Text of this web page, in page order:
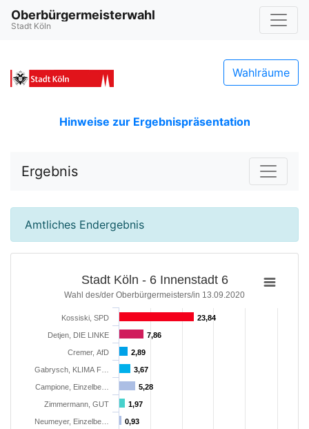
Oberbürgermeisterwahl
Stadt Köln
Wahlräume
Hinweise zur Ergebnispräsentation
Ergebnis
Amtliches Endergebnis
Stadt Köln - 6 Innenstadt 6
Wahl des/der Oberbürgermeisters/in 13.09.2020
23,84
23,84
7,86
7,86
2,89
2,89
3,67
3,67
5,28
5,28
1,97
1,97
0,93
0,93
Kossiski, SPD
Detjen, DIE LINKE
Cremer, AfD
Gabrysch, KLIMA F…
Campione, Einzelbe…
Zimmermann, GUT
Neumeyer, Einzelbe…